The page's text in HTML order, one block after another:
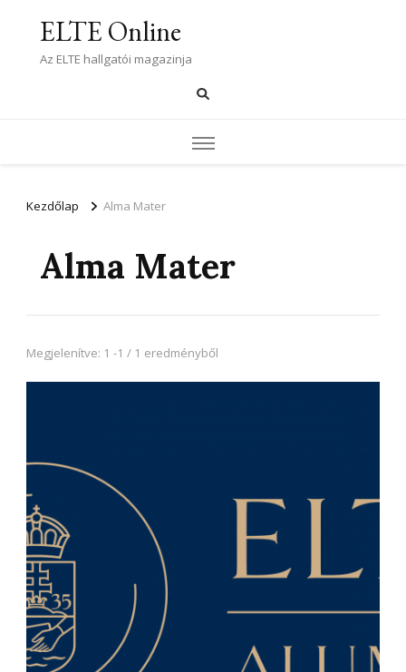
ELTE Online
Az ELTE hallgatói magazinja
Kezdőlap Alma Mater
Alma Mater
Megjelenítve: 1 -1 / 1 eredményből